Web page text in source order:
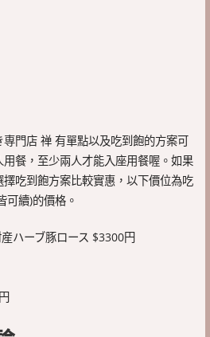
門店 禅 有單點以及吃到飽的方案可
餐，至少兩人才能入座用餐喔。如果
吃到飽方案比較實惠，以下價位為吃
可續)的價格。
ハーブ豚ロース $3300円